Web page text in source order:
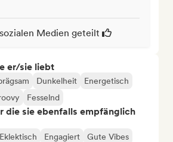
Medien geteilt
er/sie liebt
Dunkelheit
Energetisch
Fesselnd
die sie ebenfalls empfänglich
Eklektisch Engagiert
Gute Vibes